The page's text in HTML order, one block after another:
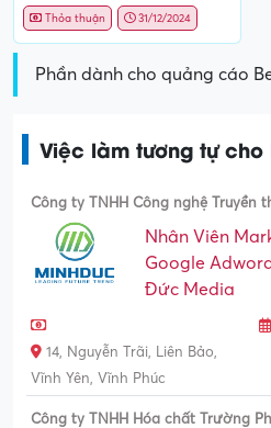
Thỏa thuận 31/12/2024
Phần dành cho quảng cáo
Việc làm tương tự cho
Công ty TNHH Công nghệ Truyền
Nhân Viên
Google
Đức Media
14, Nguyễn Trãi, Liên Bảo,
Vĩnh Yên, Vĩnh Phúc
Công ty TNHH Hóa chất Trường